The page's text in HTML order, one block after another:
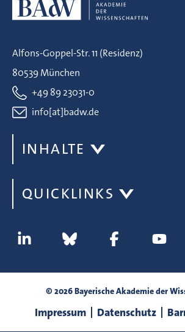
Alfons-Goppel-Str. 11 (Residenz)
80539 München
+49 89 23031-0
info[at]badw.de
INHALTE
QUICKLINKS
© 2026 Bayerische Akademie der
Impressum Datenschutz